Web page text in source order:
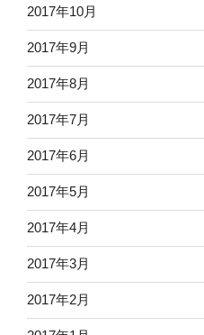
2017年10月
2017年9月
2017年8月
2017年7月
2017年6月
2017年5月
2017年4月
2017年3月
2017年2月